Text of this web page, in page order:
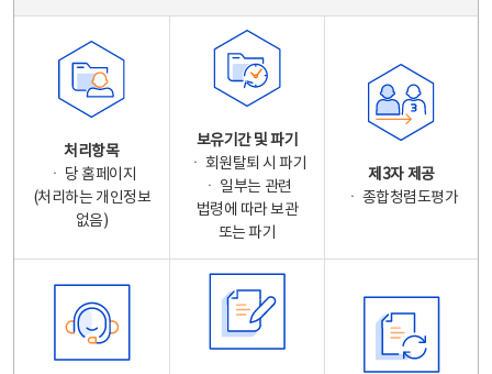
처리항목
ㆍ 당 홈페이지
(처리하는 개인정보
없음)
보유기간 및 파기
ㆍ 회원탈퇴 시 파기
ㆍ 일부는 관련
법령에 따라 보관
또는 파기
제3자 제공
ㆍ 종합청렴도평가